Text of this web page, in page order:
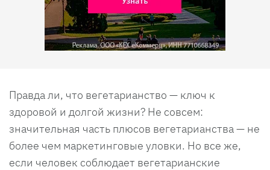
Правда ли, что вегетарианство — ключ к
здоровой и долгой жизни? Не совсем:
значительная часть плюсов вегетарианства — не
более чем маркетинговые уловки. Но все же,
если человек соблюдает вегетарианские